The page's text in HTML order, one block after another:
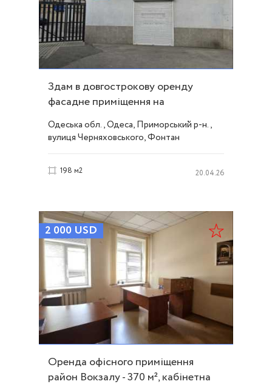
Здам в довгострокову оренду
фасадне приміщення на
Черняховського ID 50483
Одеська обл., Одеса, Приморський р-н.,
вулиця Черняховського, Фонтан
198 м2 20.04.26
2 000 USD
Оренда офісного приміщення
район Вокзалу - 370 м², кабінетна